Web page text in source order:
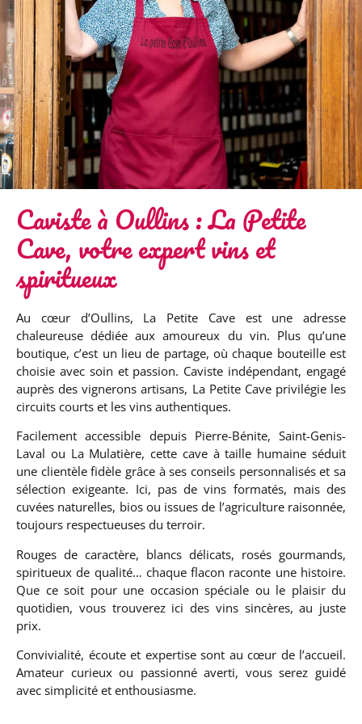
Caviste à Oullins : La Petite
Cave, votre expert vins et
spiritueux
Au cœur d’Oullins, La Petite Cave est une adresse
chaleureuse dédiée aux amoureux du vin. Plus qu’une
boutique, c’est un lieu de partage, où chaque bouteille est
choisie avec soin et passion. Caviste indépendant, engagé
auprès des vignerons artisans, La Petite Cave privilégie les
circuits courts et les vins authentiques.
Facilement accessible depuis Pierre-Bénite, Saint-Genis-
Laval ou La Mulatière, cette cave à taille humaine séduit
une clientèle fidèle grâce à ses conseils personnalisés et sa
sélection exigeante. Ici, pas de vins formatés, mais des
cuvées naturelles, bios ou issues de l’agriculture raisonnée,
toujours respectueuses du terroir.
Rouges de caractère, blancs délicats, rosés gourmands,
spiritueux de qualité… chaque flacon raconte une histoire.
Que ce soit pour une occasion spéciale ou le plaisir du
quotidien, vous trouverez ici des vins sincères, au juste
prix.
Convivialité, écoute et expertise sont au cœur de l’accueil.
Amateur curieux ou passionné averti, vous serez guidé
avec simplicité et enthousiasme.